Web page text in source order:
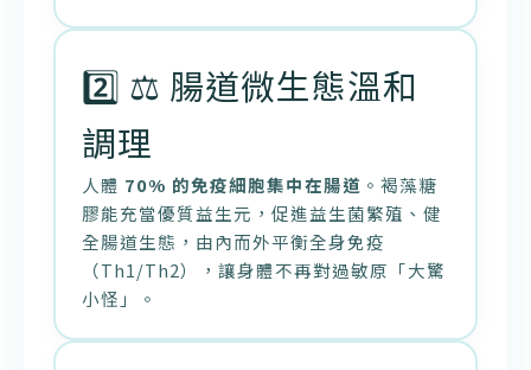
2️⃣ ⚖️ 腸道微生態溫和
調理
人體 70% 的免疫細胞集中在腸道 。褐藻糖
膠能充當優質益生元，促進益生菌繁殖、健
全腸道生態，由內而外平衡全身免疫
（Th1/Th2），讓身體不再對過敏原「大驚
小怪」。